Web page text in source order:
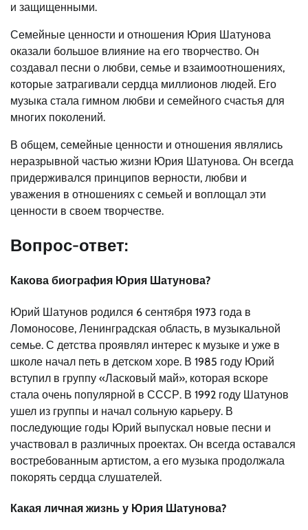
и защищенными.
Семейные ценности и отношения Юрия Шатунова
оказали большое влияние на его творчество. Он
создавал песни о любви, семье и взаимоотношениях,
которые затрагивали сердца миллионов людей. Его
музыка стала гимном любви и семейного счастья для
многих поколений.
В общем, семейные ценности и отношения являлись
неразрывной частью жизни Юрия Шатунова. Он всегда
придерживался принципов верности, любви и
уважения в отношениях с семьей и воплощал эти
ценности в своем творчестве.
Вопрос-ответ:
Какова биография Юрия Шатунова?
Юрий Шатунов родился 6 сентября 1973 года в
Ломоносове, Ленинградская область, в музыкальной
семье. С детства проявлял интерес к музыке и уже в
школе начал петь в детском хоре. В 1985 году Юрий
вступил в группу «Ласковый май», которая вскоре
стала очень популярной в СССР. В 1992 году Шатунов
ушел из группы и начал сольную карьеру. В
последующие годы Юрий выпускал новые песни и
участвовал в различных проектах. Он всегда оставался
востребованным артистом, а его музыка продолжала
покорять сердца слушателей.
Какая личная жизнь у Юрия Шатунова?